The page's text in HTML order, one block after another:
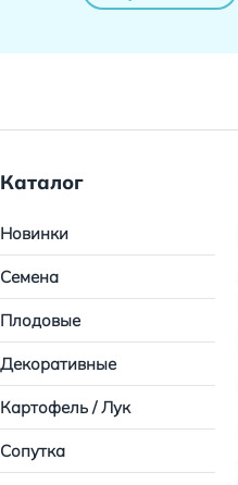
Каталог
Новинки
Семена
Плодовые
Декоративные
Картофель / Лук
Сопутка